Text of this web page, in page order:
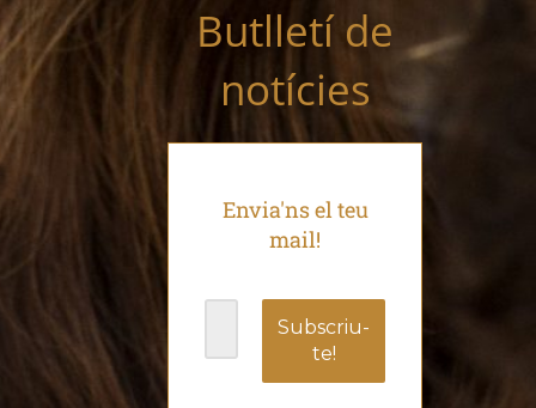
Butlletí de
notícies
Envia'ns el teu
mail!